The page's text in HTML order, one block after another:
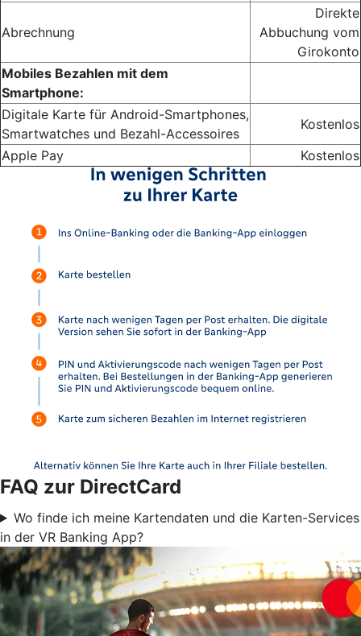
Abrechnung
Direkte
Abbuchung vom
Girokonto
Mobiles Bezahlen mit dem
Smartphone:
Digitale Karte für Android-Smartphones,
Smartwatches und Bezahl-Accessoires
Kostenlos
Apple Pay
Kostenlos
FAQ zur DirectCard
Wo finde ich meine Kartendaten und die Karten-Services
in der VR Banking App?